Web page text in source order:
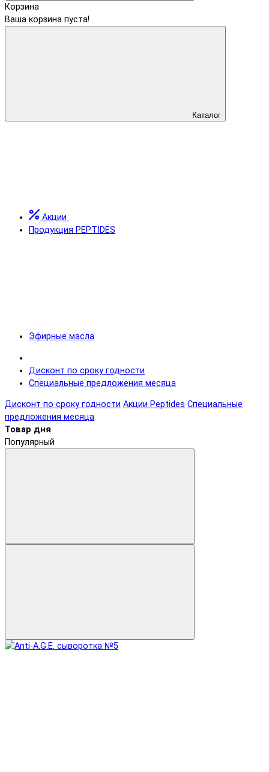
Корзина
Ваша корзина пуста!
Каталог
Акции
Продукция PEPTIDES
Эфирные масла
Дисконт по сроку годности
Специальные предложения месяца
Дисконт по сроку годности Акции Peptides Специальные
предложения месяца
Товар дня
Популярный